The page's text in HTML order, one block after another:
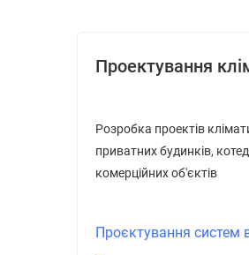
Проектування
Розробка проектів
приватних будинків,
комерційних об'єктів
Проєктування систем